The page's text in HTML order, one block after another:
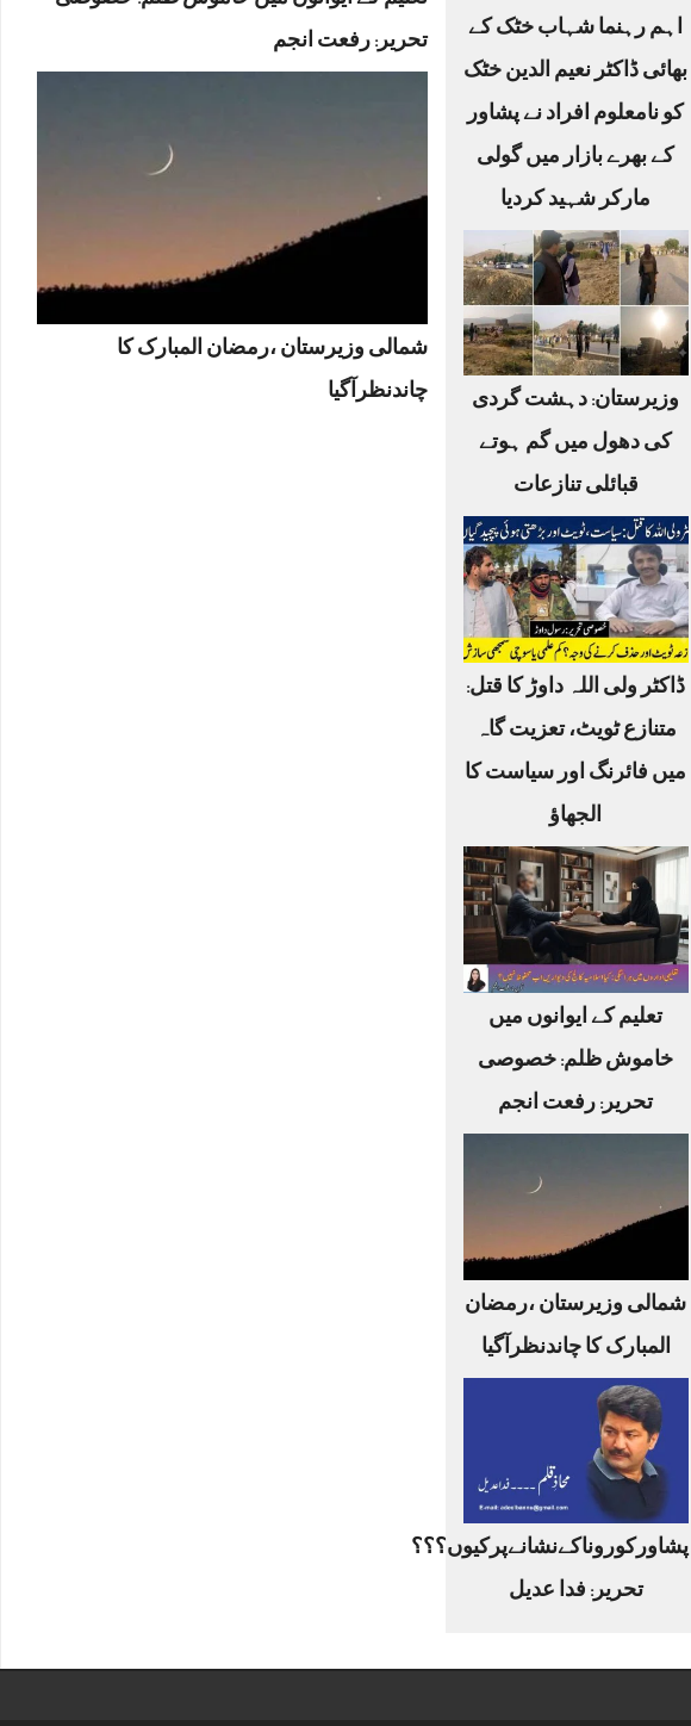
تحریر: رفعت انجم
شمالی وزیرستان ،رمضان المبارک کا
چاندنظرآگیا
اہم رہنما شہاب خٹک کے
بھائی ڈاکٹر نعیم الدین خٹک
کو نامعلوم افراد نے پشاور
کے بھرے بازار میں گولی
مارکر شہید کردیا
وزیرستان: دہشت گردی
کی دھول میں گم ہوتے
قبائلی تنازعات
ڈاکٹر ولی اللہ داوڑ کا قتل:
متنازع ٹویٹ، تعزیت گاہ
میں فائرنگ اور سیاست کا
الجھاؤ
تعلیم کے ایوانوں میں
خاموش ظلم: خصوصی
تحریر: رفعت انجم
شمالی وزیرستان ،رمضان
المبارک کا چاندنظرآگیا
پشاورکوروناکےنشانےپرکیوں؟؟؟
تحریر: فدا عدیل